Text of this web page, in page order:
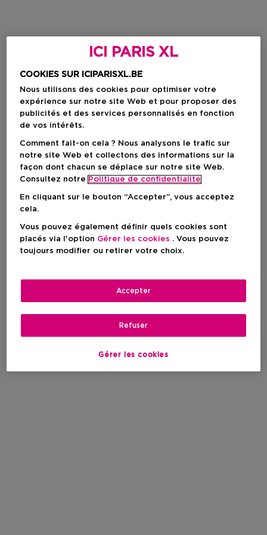
ICI PARIS XL
COOKIES SUR ICIPARISXL.BE
Nous utilisons des cookies pour optimiser votre
expérience sur notre site Web et pour proposer des
publicités et des services personnalisés en fonction
de vos intérêts.
Comment fait-on cela ? Nous analysons le trafic sur
notre site Web et collectons des informations sur la
façon dont chacun se déplace sur notre site Web.
Consultez notre Politique de confidentialite
En cliquant sur le bouton “Accepter”, vous acceptez
cela.
Vous pouvez également définir quels cookies sont
placés via l'option Gérer les cookies . Vous pouvez
toujours modifier ou retirer votre choix.
Gérer les cookies
Refuser
Accepter